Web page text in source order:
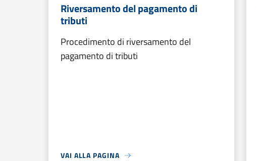
Riversamento del pagamento di
tributi
Procedimento di riversamento del
pagamento di tributi
VAI ALLA PAGINA